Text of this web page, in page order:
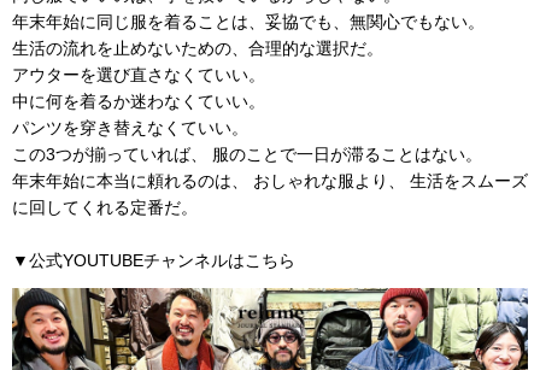
年末年始に同じ服を着ることは、妥協でも、無関心でもない。
生活の流れを止めないための、合理的な選択だ。
アウターを選び直さなくていい。
中に何を着るか迷わなくていい。
パンツを穿き替えなくていい。
この3つが揃っていれば、 服のことで一日が滞ることはない。
年末年始に本当に頼れるのは、 おしゃれな服より、 生活をスムーズ
に回してくれる定番だ。
▼公式YOUTUBEチャンネルはこちら